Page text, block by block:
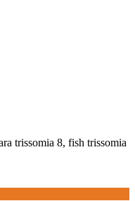
trissomia 8, fish trissomia